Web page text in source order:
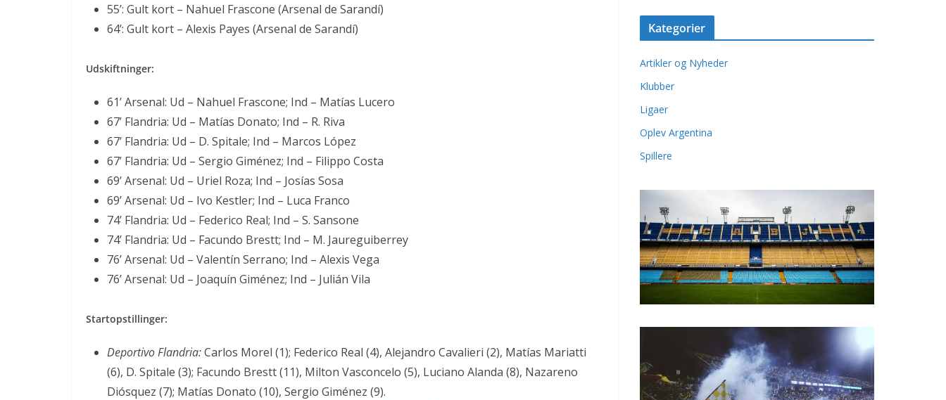
55’: Gult kort – Nahuel Frascone (Arsenal de Sarandí)
64’: Gult kort – Alexis Payes (Arsenal de Sarandí)
Udskiftninger:
61’ Arsenal: Ud – Nahuel Frascone; Ind – Matías Lucero
67’ Flandria: Ud – Matías Donato; Ind – R. Riva
67’ Flandria: Ud – D. Spitale; Ind – Marcos López
67’ Flandria: Ud – Sergio Giménez; Ind – Filippo Costa
69’ Arsenal: Ud – Uriel Roza; Ind – Josías Sosa
69’ Arsenal: Ud – Ivo Kestler; Ind – Luca Franco
74’ Flandria: Ud – Federico Real; Ind – S. Sansone
74’ Flandria: Ud – Facundo Brestt; Ind – M. Jaureguiberrey
76’ Arsenal: Ud – Valentín Serrano; Ind – Alexis Vega
76’ Arsenal: Ud – Joaquín Giménez; Ind – Julián Vila
Startopstillinger:
Deportivo Flandria:Carlos Morel (1); Federico Real (4), Alejandro Cavalieri (2), Matías Mariatti
(6), D. Spitale (3); Facundo Brestt (11), Milton Vasconcelo (5), Luciano Alanda (8), Nazareno
Diósquez (7); Matías Donato (10), Sergio Giménez (9).
Kategorier
Artikler og Nyheder
Klubber
Ligaer
Oplev Argentina
Spillere